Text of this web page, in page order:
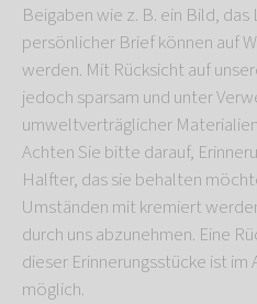
Beigaben wie z. B. ein Bild,
persönlicher Brief können auf
werden. Mit Rücksicht auf
jedoch sparsam und unter
umweltverträglicher
Achten Sie bitte darauf,
Halfter, das sie behalten
Umständen mit kremiert
durch uns abzunehmen. Eine
dieser Erinnerungsstücke ist im
möglich.